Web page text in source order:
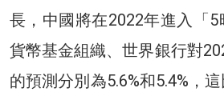
長，中國將在2022年進入「
貨幣基金組織、世界銀行對
的預測分別為5.6%和5.4%，